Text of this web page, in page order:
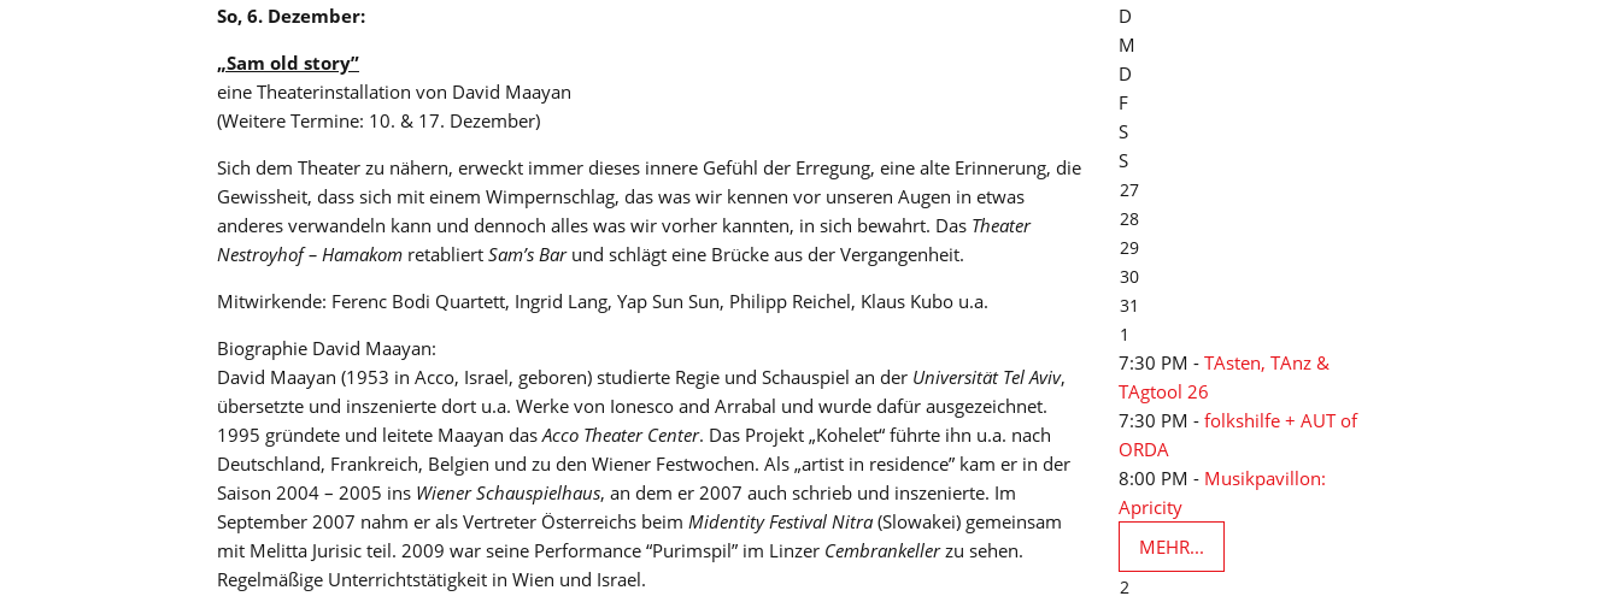
So, 6. Dezember:
„Sam old story”
eine Theaterinstallation von David Maayan
(Weitere Termine: 10. & 17. Dezember)
Sich dem Theater zu nähern, erweckt immer dieses innere Gefühl der Erregung, eine alte Erinnerung, die
Gewissheit, dass sich mit einem Wimpernschlag, das was wir kennen vor unseren Augen in etwas
anderes verwandeln kann und dennoch alles was wir vorher kannten, in sich bewahrt. Das Theater
Nestroyhof – Hamakom retabliert Sam’s Bar und schlägt eine Brücke aus der Vergangenheit.
Mitwirkende: Ferenc Bodi Quartett, Ingrid Lang, Yap Sun Sun, Philipp Reichel, Klaus Kubo u.a.
Biographie David Maayan:
David Maayan (1953 in Acco, Israel, geboren) studierte Regie und Schauspiel an der Universität Tel Aviv,
übersetzte und inszenierte dort u.a. Werke von Ionesco and Arrabal und wurde dafür ausgezeichnet.
1995 gründete und leitete Maayan das Acco Theater Center. Das Projekt „Kohelet“ führte ihn u.a. nach
Deutschland, Frankreich, Belgien und zu den Wiener Festwochen. Als „artist in residence” kam er in der
Saison 2004 – 2005 ins Wiener Schauspielhaus, an dem er 2007 auch schrieb und inszenierte. Im
September 2007 nahm er als Vertreter Österreichs beim Midentity Festival Nitra (Slowakei) gemeinsam
mit Melitta Jurisic teil. 2009 war seine Performance “Purimspil” im Linzer Cembrankellerzu sehen.
Regelmäßige Unterrichtstätigkeit in Wien und Israel.
D
M
D
F
S
S
27
28
29
30
31
1
7:30 PM - TAsten, TAnz &
TAgtool 26
7:30 PM - folkshilfe + AUT of
ORDA
8:00 PM - Musikpavillon:
Apricity
MEHR...
2